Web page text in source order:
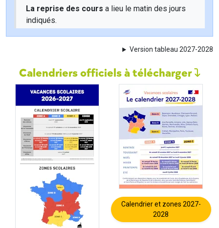
La reprise des cours a lieu le matin des jours
indiqués.
Version tableau 2027-2028
Calendriers officiels à télécharger
Calendrier et zones 2027-
2028